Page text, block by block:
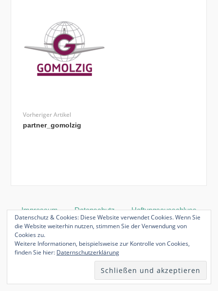
Vorheriger Artikel
partner_gomolzig
Impressum Datenschutz
Haftungsausschluss
Datenschutz & Cookies: Diese Website verwendet Cookies. Wenn Sie
die Website weiterhin nutzen, stimmen Sie der Verwendung von
Cookies zu.
Weitere Informationen, beispielsweise zur Kontrolle von Cookies,
finden Sie hier: Daternschutzerklärung